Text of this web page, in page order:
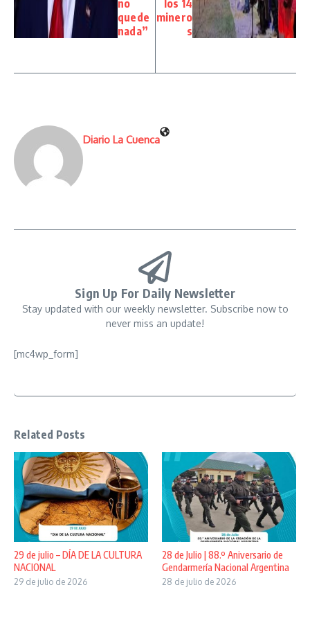
no
quede
nada”
los 14
minero
s
Diario La Cuenca
Sign Up For Daily Newsletter
Stay updated with our weekly newsletter. Subscribe now to
never miss an update!
[mc4wp_form]
Related Posts
29 de julio – DÍA DE LA CULTURA
NACIONAL
29 de julio de 2026
28 de Julio | 88.º Aniversario de
Gendarmería Nacional Argentina
28 de julio de 2026